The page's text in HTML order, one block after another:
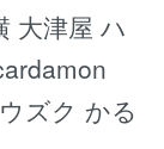
大津屋 ハ
ズク かる